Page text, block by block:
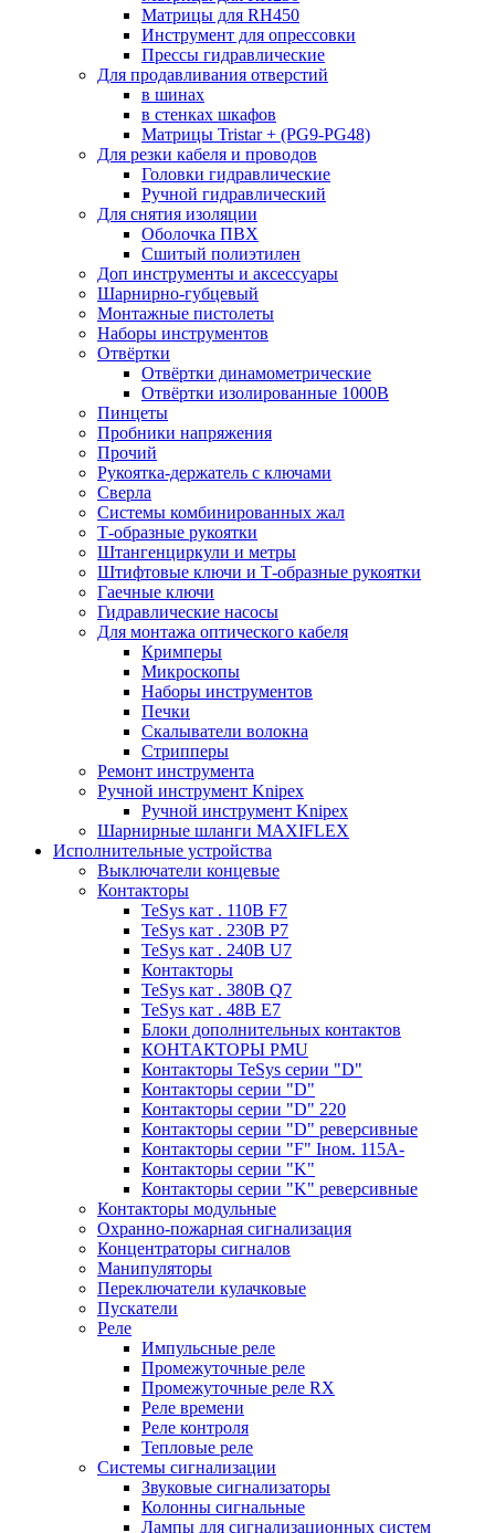
Матрицы для RH450
Инструмент для опрессовки
Прессы гидравлические
Для продавливания отверстий
в шинах
в стенках шкафов
Матрицы Tristar + (PG9-PG48)
Для резки кабеля и проводов
Головки гидравлические
Ручной гидравлический
Для снятия изоляции
Оболочка ПВХ
Сшитый полиэтилен
Доп инструменты и аксессуары
Шарнирно-губцевый
Монтажные пистолеты
Наборы инструментов
Отвёртки
Отвёртки динамометрические
Отвёртки изолированные 1000В
Пинцеты
Пробники напряжения
Прочий
Рукоятка-держатель с ключами
Сверла
Системы комбинированных жал
Т-образные рукоятки
Штангенциркули и метры
Штифтовые ключи и Т-образные рукоятки
Гаечные ключи
Гидравлические насосы
Для монтажа оптического кабеля
Кримперы
Микроскопы
Наборы инструментов
Печки
Скалыватели волокна
Стрипперы
Ремонт инструмента
Ручной инструмент Knipex
Ручной инструмент Knipex
Шарнирные шланги MAXIFLEX
Исполнительные устройства
Выключатели концевые
Контакторы
TeSys кат . 110В F7
TeSys кат . 230В P7
TeSys кат . 240В U7
Контакторы
TeSys кат . 380В Q7
TeSys кат . 48В E7
Блоки дополнительных контактов
КОНТАКТОРЫ PMU
Контакторы TeSys серии "D"
Контакторы серии "D"
Контакторы серии "D" 220
Контакторы серии "D" реверсивные
Контакторы серии "F" Iном. 115А-
Контакторы серии "K"
Контакторы серии "K" реверсивные
Контакторы модульные
Охранно-пожарная сигнализация
Концентраторы сигналов
Манипуляторы
Переключатели кулачковые
Пускатели
Реле
Импульсные реле
Промежуточные реле
Промежуточные реле RX
Реле времени
Реле контроля
Тепловые реле
Системы сигнализации
Звуковые сигнализаторы
Колонны сигнальные
Лампы для сигнализационных систем